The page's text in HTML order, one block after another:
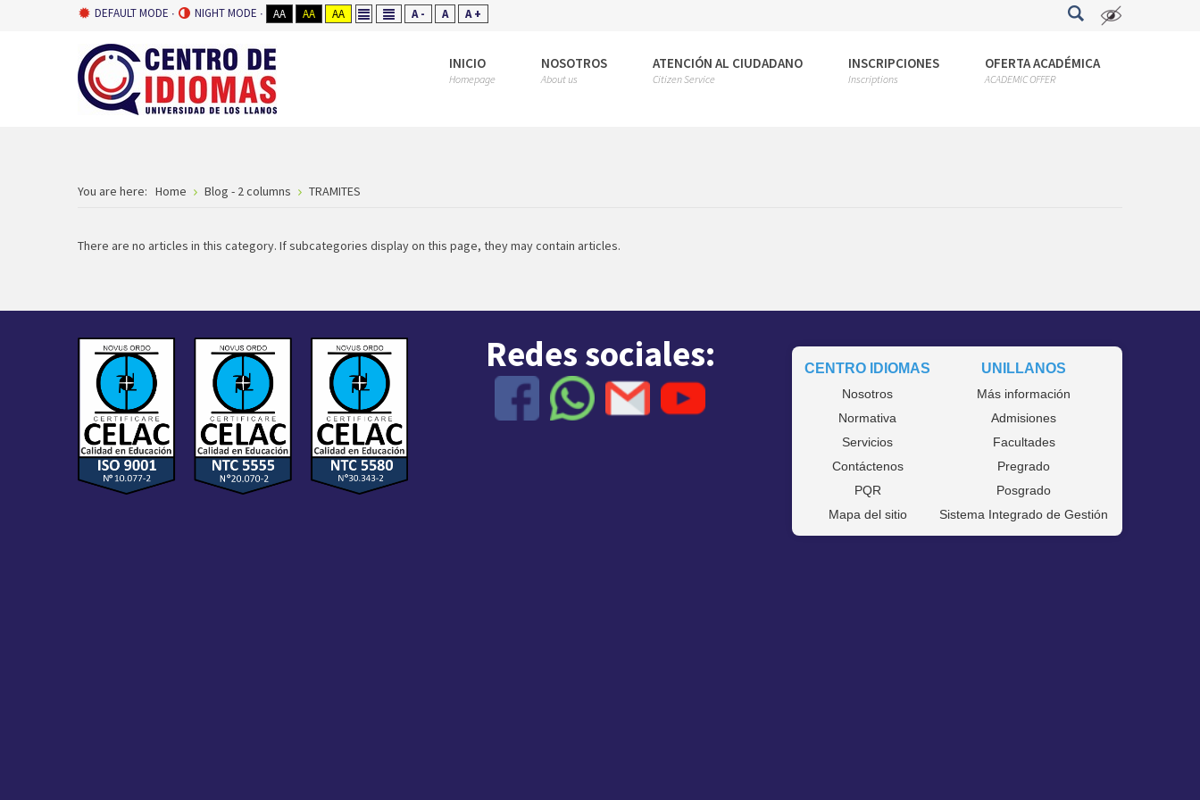
DEFAULT MODE NIGHT MODE AA AA AA A - A A +
INICIO
Homepage
NOSOTROS
About us
ATENCIÓN AL CIUDADANO
Citizen Service
INSCRIPCIONES
Inscriptions
OFERTA ACADÉMICA
ACADEMIC OFFER
You are here: Home Blog - 2 columns TRAMITES
There are no articles in this category. If subcategories display on this page, they may contain articles.
Redes sociales: CENTRO IDIOMAS UNILLANOS
Nosotros
Más información
Normativa
Admisiones
Servicios
Facultades
Contáctenos
Pregrado
PQR
Posgrado
Mapa del sitio
Sistema Integrado de Gestión